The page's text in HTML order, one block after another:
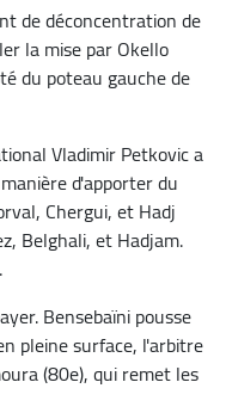
de déconcentration de
la mise par Okello
du poteau gauche de
Vladimir Petkovic a
d'apporter du
Chergui, et Hadj
Belghali, et Hadjam.
Bensebaïni pousse
pleine surface, l'arbitre
(80e), qui remet les